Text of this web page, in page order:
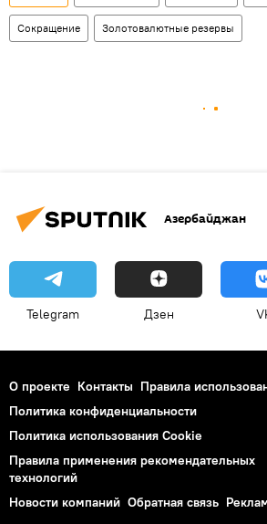
Сокращение Золотовалютные резервы
Азербайджан
Telegram Дзен
О проекте Контакты Правила
Политика конфиденциальности
Политика использования Cookie
Правила применения рекомендательных
технологий
Новости компаний Обратная связь